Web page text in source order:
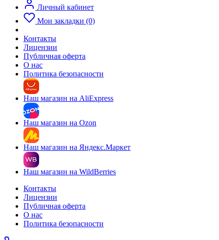
Личный кабинет
Мои закладки (0)
Контакты
Лицензии
Публичная оферта
О нас
Политика безопасности
Наш магазин на AliExpress
Наш магазин на Ozon
Наш магазин на Яндекс.Маркет
Наш магазин на WildBerries
Контакты
Лицензии
Публичная оферта
О нас
Политика безопасности